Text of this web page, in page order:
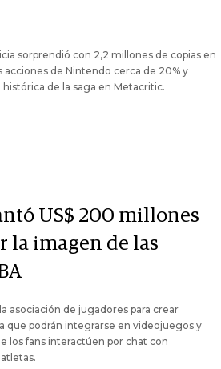
sorprendió con 2,2 millones de copias en
acciones de Nintendo cerca de 20% y
de la saga en Metacritic.
US$ 200 millones
la imagen de las
asociación de jugadores para crear
que podrán integrarse en videojuegos y
los fans interactúen por chat con